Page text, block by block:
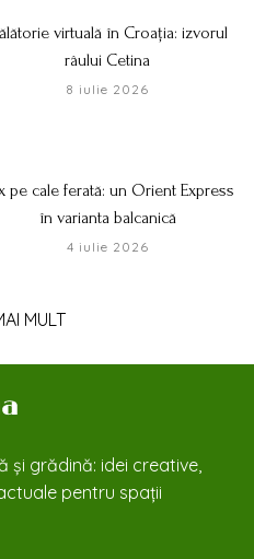
virtuală în Croația: izvorul
râului Cetina
8 iulie 2026
pe cale ferată: un Orient Express
în varianta balcanică
4 iulie 2026
MULT
și grădină: idei creative,
pentru spații